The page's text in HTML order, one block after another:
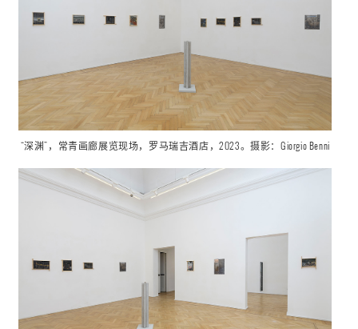
“深渊”， 常青画廊展览现场，罗马瑞吉酒店，2023。摄影：Giorgio Benni